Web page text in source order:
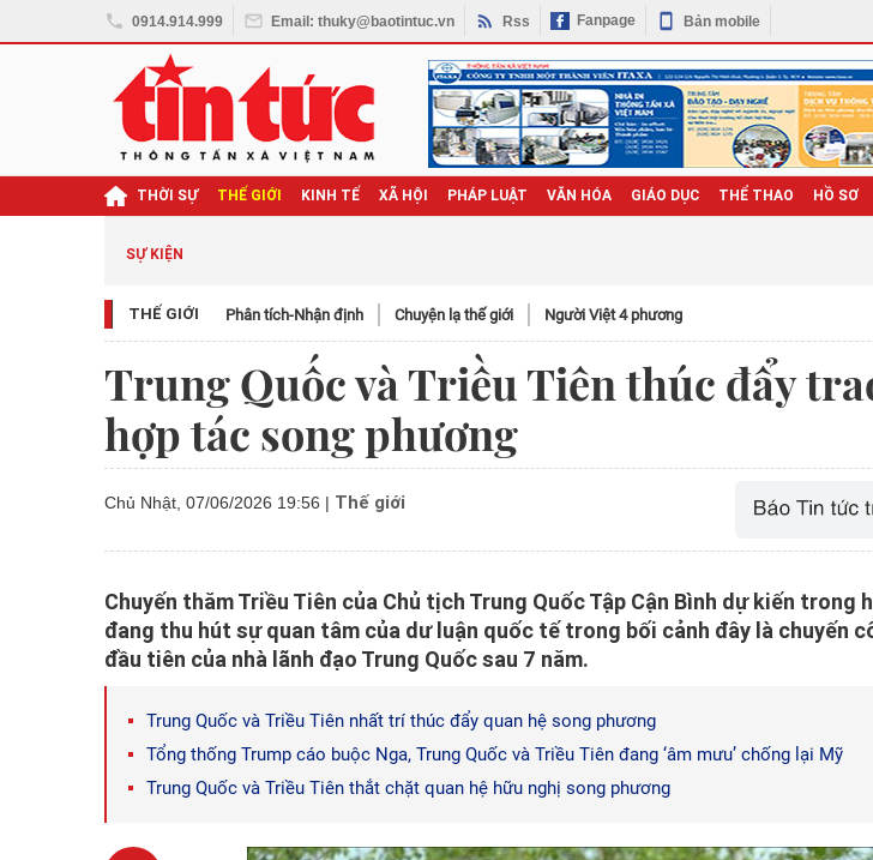
0914.914.999 Email: thuky@baotintuc.vn Rss Fanpage Bản mobile
THỜI SỰ THẾ GIỚI KINH TẾ XÃ HỘI PHÁP LUẬT VĂN HÓA GIÁO DỤC THỂ THAO HỒ SƠ
SỰ KIỆN
THẾ GIỚI Phân tích-Nhận định Chuyện lạ thế giới Người Việt 4 phương
Trung Quốc và Triều Tiên thúc đẩy
hợp tác song phương
Chủ Nhật, 07/06/2026 19:56 | Thế giới
Chuyến thăm Triều Tiên của Chủ tịch Trung Quốc Tập Cận Bình dự kiến trong
đang thu hút sự quan tâm của dư luận quốc tế trong bối cảnh đây là chuyến
đầu tiên của nhà lãnh đạo Trung Quốc sau 7 năm.
Trung Quốc và Triều Tiên nhất trí thúc đẩy quan hệ song phương
Tổng thống Trump cáo buộc Nga, Trung Quốc và Triều Tiên đang ‘âm mưu’ chống lại Mỹ
Trung Quốc và Triều Tiên thắt chặt quan hệ hữu nghị song phương